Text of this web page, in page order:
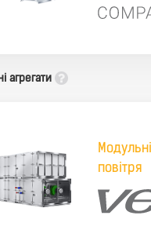
агрегати
повітря